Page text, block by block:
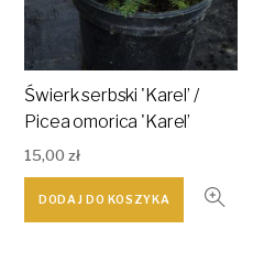
Świerk serbski 'Karel’ /
Picea omorica 'Karel’
15,00zł
DODAJ DO KOSZYKA